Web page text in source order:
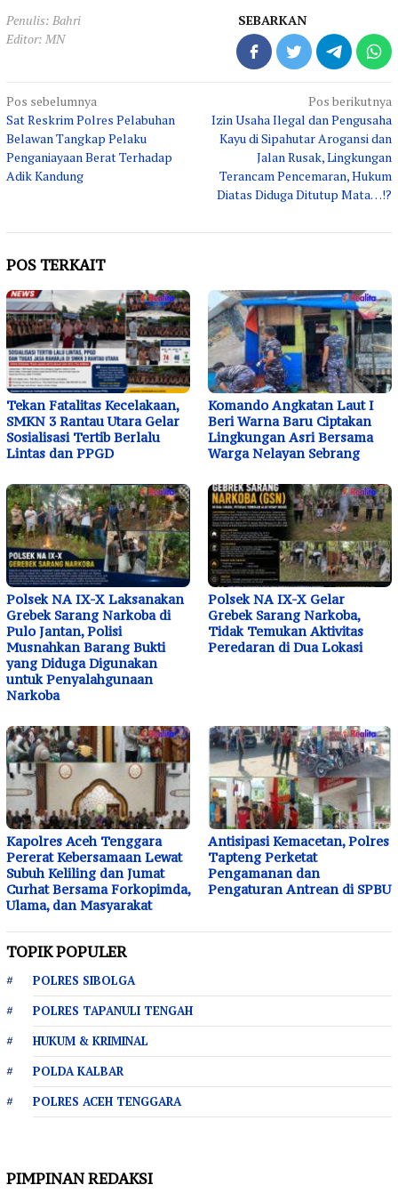
Penulis: Bahri
Editor: MN
SEBARKAN
Navigasi
pos
Pos sebelumnya
Sat Reskrim Polres Pelabuhan
Belawan Tangkap Pelaku
Penganiayaan Berat Terhadap
Adik Kandung
Pos berikutnya
Izin Usaha Ilegal dan Pengusaha
Kayu di Sipahutar Arogansi dan
Jalan Rusak, Lingkungan
Terancam Pencemaran, Hukum
Diatas Diduga Ditutup Mata…!?
POS TERKAIT
Tekan Fatalitas Kecelakaan,
SMKN 3 Rantau Utara Gelar
Sosialisasi Tertib Berlalu
Lintas dan PPGD
Komando Angkatan Laut I
Beri Warna Baru Ciptakan
Lingkungan Asri Bersama
Warga Nelayan Sebrang
Polsek NA IX-X Laksanakan
Grebek Sarang Narkoba di
Pulo Jantan, Polisi
Musnahkan Barang Bukti
yang Diduga Digunakan
untuk Penyalahgunaan
Narkoba
Polsek NA IX-X Gelar
Grebek Sarang Narkoba,
Tidak Temukan Aktivitas
Peredaran di Dua Lokasi
Kapolres Aceh Tenggara
Pererat Kebersamaan Lewat
Subuh Keliling dan Jumat
Curhat Bersama Forkopimda,
Ulama, dan Masyarakat
Antisipasi Kemacetan, Polres
Tapteng Perketat
Pengamanan dan
Pengaturan Antrean di SPBU
TOPIK POPULER
POLRES SIBOLGA
POLRES TAPANULI TENGAH
HUKUM & KRIMINAL
POLDA KALBAR
POLRES ACEH TENGGARA
PIMPINAN REDAKSI